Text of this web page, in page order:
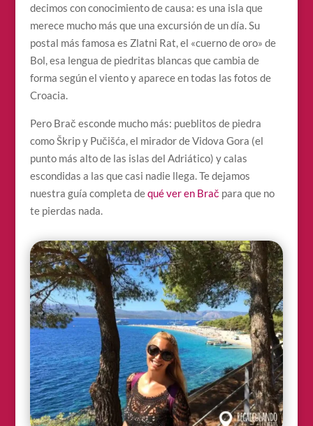
decimos con conocimiento de causa: es una isla que
merece mucho más que una excursión de un día. Su
postal más famosa es Zlatni Rat, el «cuerno de oro» de
Bol, esa lengua de piedritas blancas que cambia de
forma según el viento y aparece en todas las fotos de
Croacia.
Pero Brač esconde mucho más: pueblitos de piedra
como Škrip y Pučišća, el mirador de Vidova Gora (el
punto más alto de las islas del Adriático) y calas
escondidas a las que casi nadie llega. Te dejamos
nuestra guía completa dequé ver en Brač para que no
te pierdas nada.